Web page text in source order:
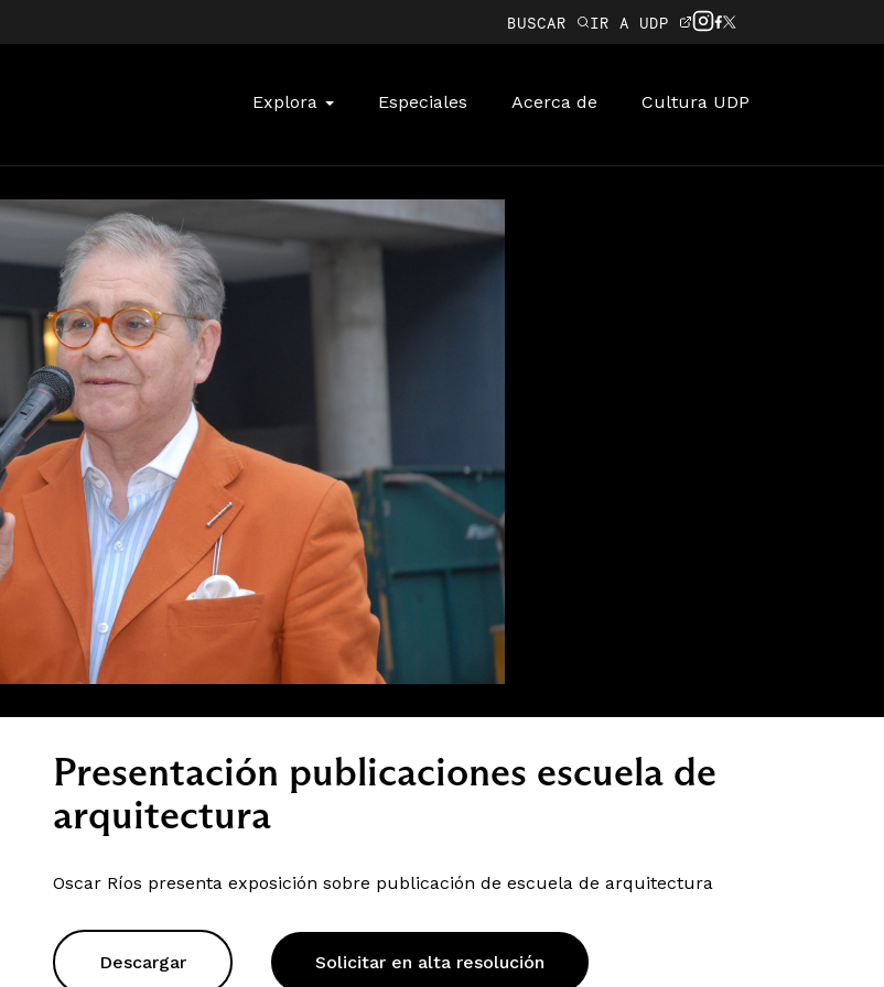
BUSCAR IR A UDP
Explora Especiales Acerca de Cultura UDP
Presentación publicaciones escuela de
arquitectura
Oscar Ríos presenta exposición sobre publicación de escuela de arquitectura
Descargar Solicitar en alta resolución